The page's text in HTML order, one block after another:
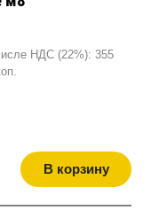
НДС (22%): 355
В корзину